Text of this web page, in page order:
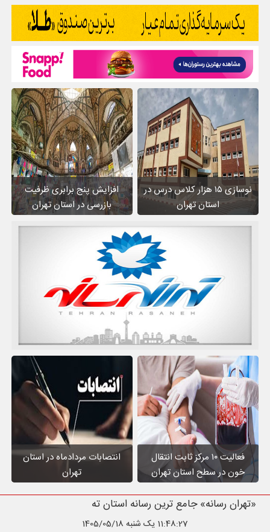
نوسازی ۱۵ هزار کلاس درس در
استان تهران
افزایش پنج برابری ظرفیت
بازرسی در استان تهران
فعالیت ۱۰ مرکز ثابت انتقال
خون در سطح استان تهران
انتصابات مردادماه در استان
تهران
«تهران رسانه» جامع ترین رسانه استان تهران
11:48:29 یک شنبه 1405/05/18